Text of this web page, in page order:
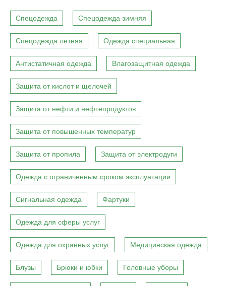
Спецодежда Спецодежда зимняя
Спецодежда летняя Одежда специальная
Антистатичная одежда Влагозащитная одежда
Защита от кислот и щелочей
Защита от нефти и нефтепродуктов
Защита от повышенных температур
Защита от пропила Защита от электродуги
Одежда с ограниченным сроком эксплуатации
Сигнальная одежда Фартуки
Одежда для сферы услуг
Одежда для охранных услуг Медицинская одежда
Блузы Брюки и юбки Головные уборы